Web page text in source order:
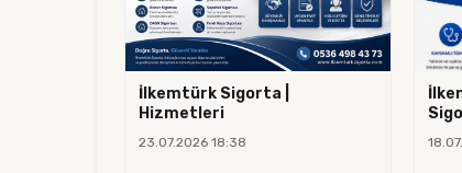
İlkemtürk Sigorta |
Hizmetleri
23.07.2026 18:38